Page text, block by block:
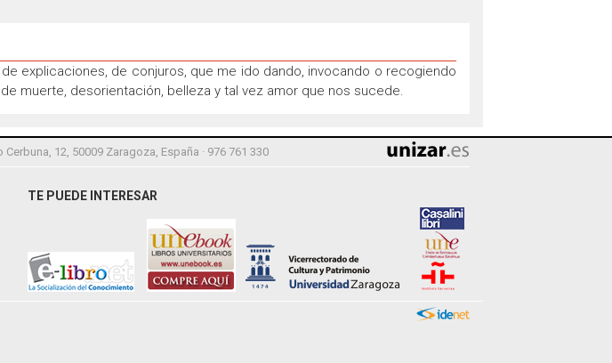
explicaciones, de conjuros, que me ido dando, invocando o recogiendo
muerte, desorientación, belleza y tal vez amor que nos sucede.
12, 50009 Zaragoza, España · 976 761 330
TE PUEDE INTERESAR